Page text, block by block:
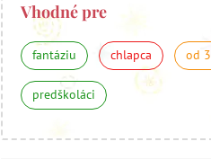
Vhodné pre
fantáziu chlapca od
predškoláci